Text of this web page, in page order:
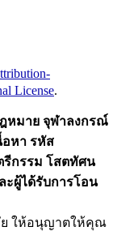
License.
หมาย จุฬาลงกรณ์
อหา รหัส
รีกรรม โสตทัศน
ะผู้ได้รับการโอน
ย ให้อนุญาตให้คุณ